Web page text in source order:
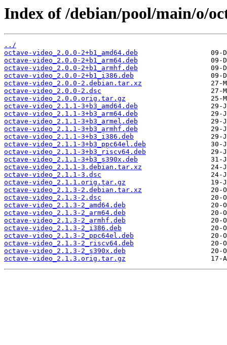
Index of /debian/pool/main/o/
../
octave-video_2.0.0-2+b1_amd64.deb
octave-video_2.0.0-2+b1_arm64.deb
octave-video_2.0.0-2+b1_armhf.deb
octave-video_2.0.0-2+b1_i386.deb
octave-video_2.0.0-2.debian.tar.xz
octave-video_2.0.0-2.dsc
octave-video_2.0.0.orig.tar.gz
octave-video_2.1.1-3+b3_amd64.deb
octave-video_2.1.1-3+b3_arm64.deb
octave-video_2.1.1-3+b3_armel.deb
octave-video_2.1.1-3+b3_armhf.deb
octave-video_2.1.1-3+b3_i386.deb
octave-video_2.1.1-3+b3_ppc64el.deb
octave-video_2.1.1-3+b3_riscv64.deb
octave-video_2.1.1-3+b3_s390x.deb
octave-video_2.1.1-3.debian.tar.xz
octave-video_2.1.1-3.dsc
octave-video_2.1.1.orig.tar.gz
octave-video_2.1.3-2.debian.tar.xz
octave-video_2.1.3-2.dsc
octave-video_2.1.3-2_amd64.deb
octave-video_2.1.3-2_arm64.deb
octave-video_2.1.3-2_armhf.deb
octave-video_2.1.3-2_i386.deb
octave-video_2.1.3-2_ppc64el.deb
octave-video_2.1.3-2_riscv64.deb
octave-video_2.1.3-2_s390x.deb
octave-video_2.1.3.orig.tar.gz